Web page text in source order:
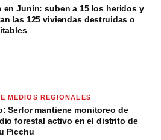
en Junín: suben a 15 los heridos y
las 125 viviendas destruidas o
MEDIOS REGIONALES
Serfor mantiene monitoreo de
forestal activo en el distrito de
Picchu